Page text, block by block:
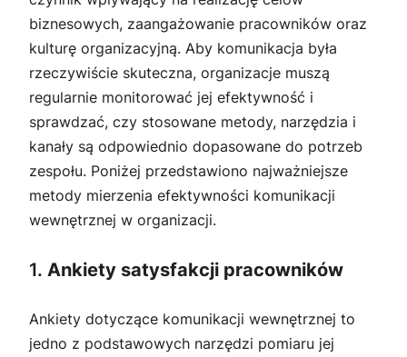
biznesowych, zaangażowanie pracowników oraz
kulturę organizacyjną. Aby komunikacja była
rzeczywiście skuteczna, organizacje muszą
regularnie monitorować jej efektywność i
sprawdzać, czy stosowane metody, narzędzia i
kanały są odpowiednio dopasowane do potrzeb
zespołu. Poniżej przedstawiono najważniejsze
metody mierzenia efektywności komunikacji
wewnętrznej w organizacji.
1. Ankiety satysfakcji pracowników
Ankiety dotyczące komunikacji wewnętrznej to
jedno z podstawowych narzędzi pomiaru jej